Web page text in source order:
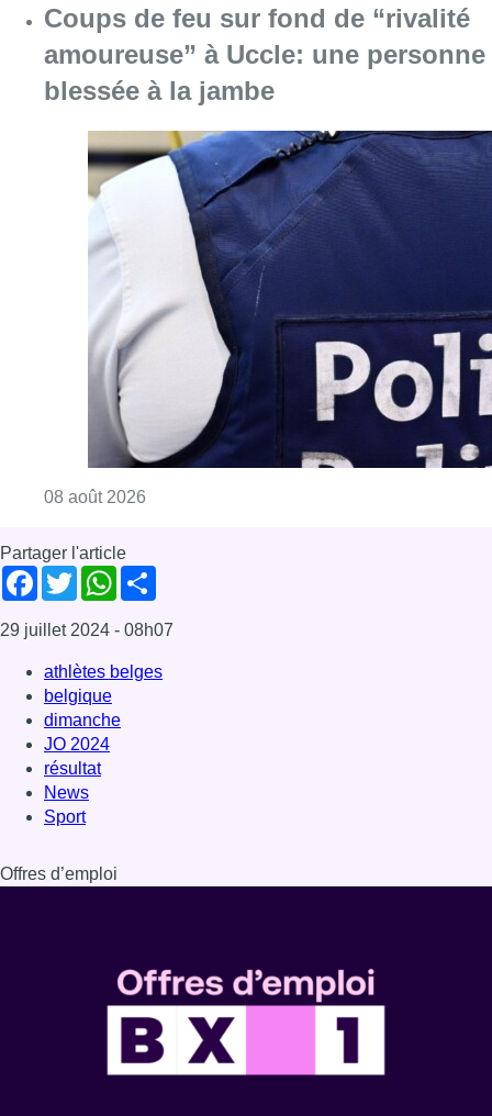
Coups de feu sur fond de “rivalité
amoureuse” à Uccle: une personne
blessée à la jambe
08 août 2026
Partager l'article
Facebook
TwitterWhatsApp
29 juillet 2024 - 08h07
athlètes belges
belgique
dimanche
JO 2024
résultat
News
Sport
Offres d’emploi